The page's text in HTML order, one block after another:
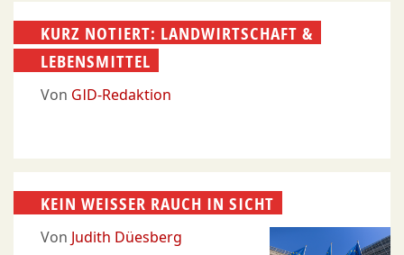
KURZ NOTIERT: LANDWIRTSCHAFT &
LEBENSMITTEL
Von GID-Redaktion
KEIN WEISSER RAUCH IN SICHT
Von Judith Düesberg